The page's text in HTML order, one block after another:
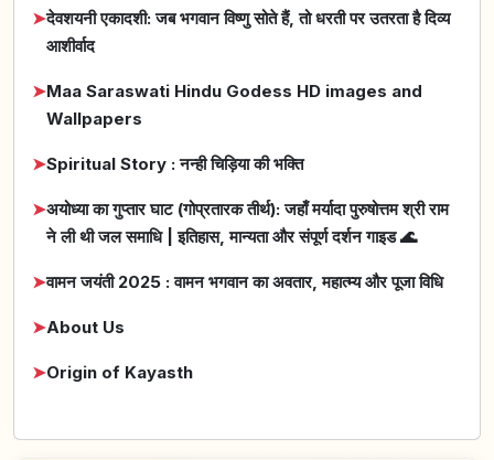
➤देवशयनी एकादशी: जब भगवान विष्णु सोते हैं, तो धरती पर उतरता है दिव्य
आशीर्वाद
➤Maa Saraswati Hindu Godess HD images and
Wallpapers
➤Spiritual Story : नन्ही चिड़िया की भक्ति
➤अयोध्या का गुप्तार घाट (गोप्रतारक तीर्थ): जहाँ मर्यादा पुरुषोत्तम श्री राम
ने ली थी जल समाधि | इतिहास, मान्यता और संपूर्ण दर्शन गाइड 🌊
➤वामन जयंती 2025 : वामन भगवान का अवतार, महात्म्य और पूजा विधि
➤About Us
➤Origin of Kayasth